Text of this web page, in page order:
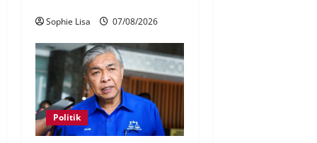
Sophie Lisa 07/08/2026
Politik